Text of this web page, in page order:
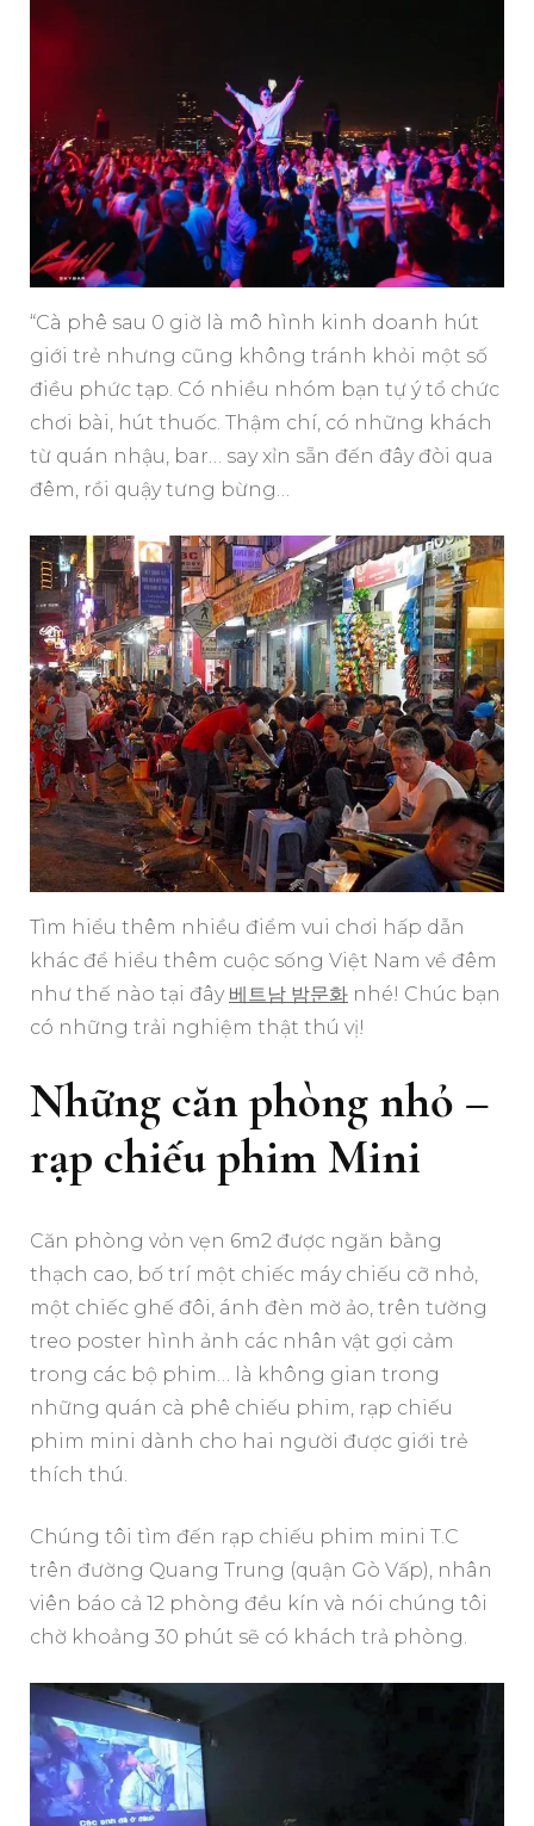
“Cà phê sau 0 giờ là mô hình kinh doanh hút
giới trẻ nhưng cũng không tránh khỏi một số
điều phức tạp. Có nhiều nhóm bạn tự ý tổ chức
chơi bài, hút thuốc. Thậm chí, có những khách
từ quán nhậu, bar… say xỉn sẵn đến đây đòi qua
đêm, rồi quậy tưng bừng…
Tìm hiểu thêm nhiều điểm vui chơi hấp dẫn
khác để hiểu thêm cuộc sống Việt Nam về đêm
như thế nào tại đây 베트남 밤문화 nhé! Chúc bạn
có những trải nghiệm thật thú vị!
Những căn phòng nhỏ –
rạp chiếu phim Mini
Căn phòng vỏn vẹn 6m2 được ngăn bằng
thạch cao, bố trí một chiếc máy chiếu cỡ nhỏ,
một chiếc ghế đôi, ánh đèn mờ ảo, trên tường
treo poster hình ảnh các nhân vật gợi cảm
trong các bộ phim… là không gian trong
những quán cà phê chiếu phim, rạp chiếu
phim mini dành cho hai người được giới trẻ
thích thú.
Chúng tôi tìm đến rạp chiếu phim mini T.C
trên đường Quang Trung (quận Gò Vấp), nhân
viên báo cả 12 phòng đều kín và nói chúng tôi
chờ khoảng 30 phút sẽ có khách trả phòng.